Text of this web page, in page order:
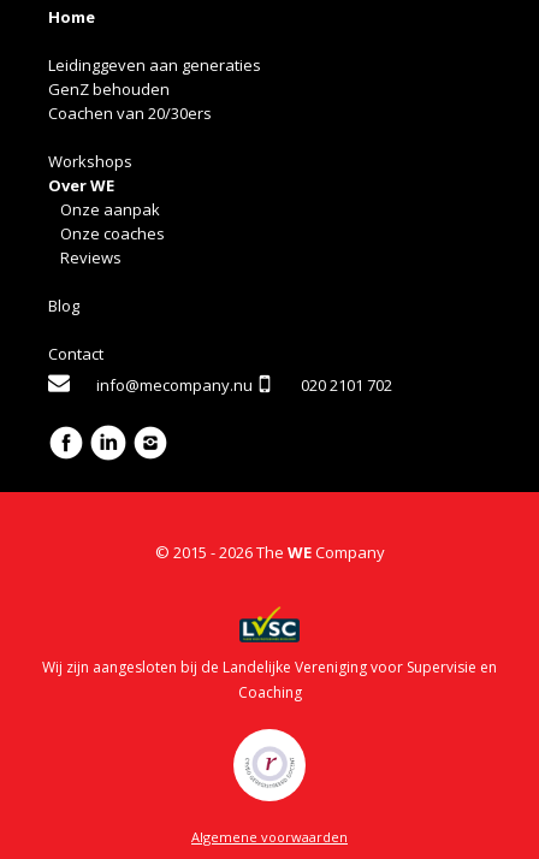
Home
Leidinggeven aan generaties
GenZ behouden
Coachen van 20/30ers
Workshops
Over WE
Onze aanpak
Onze coaches
Reviews
Blog
Contact
info@mecompany.nu
020 2101 702
© 2015 - 2026 The WECompany
Wij zijn aangesloten bij de Landelijke Vereniging voor Supervisie en
Coaching
Algemene voorwaarden